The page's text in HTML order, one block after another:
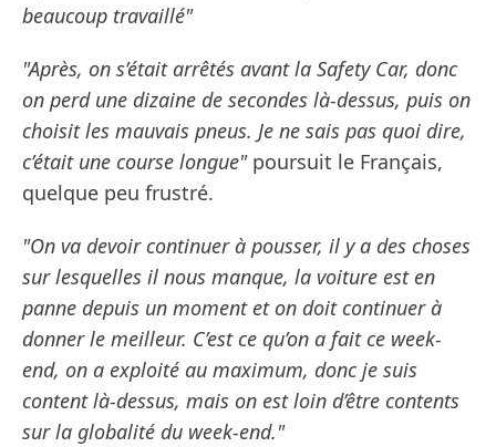
beaucoup travaillé"
"Après, on s’était arrêtés avant la Safety Car, donc
on perd une dizaine de secondes là-dessus, puis on
choisit les mauvais pneus. Je ne sais pas quoi dire,
c’était une course longue"poursuit le Français,
quelque peu frustré.
"On va devoir continuer à pousser, il y a des choses
sur lesquelles il nous manque, la voiture est en
panne depuis un moment et on doit continuer à
donner le meilleur. C’est ce qu’on a fait ce week-
end, on a exploité au maximum, donc je suis
content là-dessus, mais on est loin d’être contents
sur la globalité du week-end."